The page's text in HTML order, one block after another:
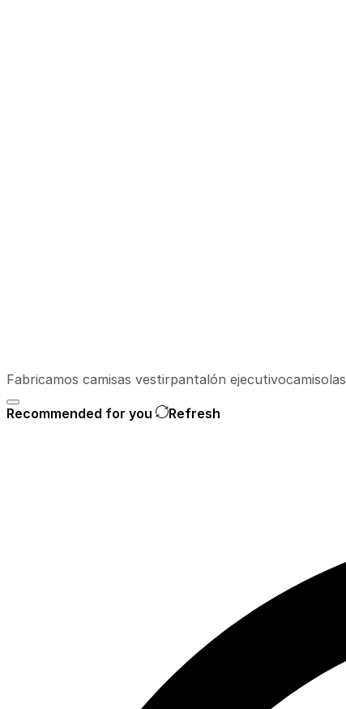
Fabricamos camisas vestirpantalón ejecutivocamisolas
Recommended for you Refresh